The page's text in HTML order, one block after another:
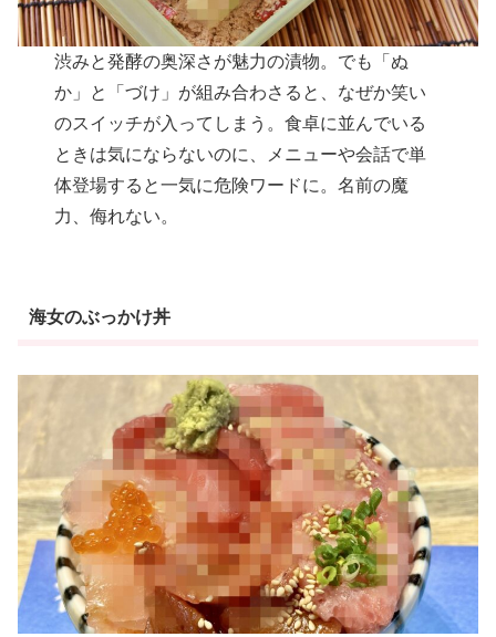
渋みと発酵の奥深さが魅力の漬物。でも「ぬ
か」と「づけ」が組み合わさると、なぜか笑い
のスイッチが入ってしまう。食卓に並んでいる
ときは気にならないのに、メニューや会話で単
体登場すると一気に危険ワードに。名前の魔
力、侮れない。
海女のぶっかけ丼